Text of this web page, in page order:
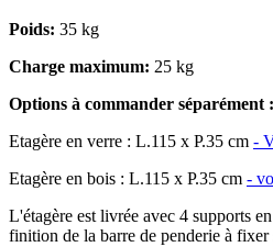
Poids: 35 kg
Charge maximum: 25 kg
Options à commander séparément :
Etagère en verre : L.115 x P.35 cm -
Etagère en bois : L.115 x P.35 cm -
L'étagère est livrée avec 4 supports
finition de la barre de penderie à fixer